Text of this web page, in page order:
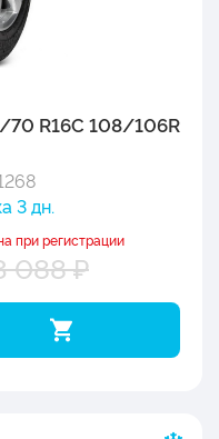
70 R16C 108/106R
3 дн.
при регистрации
088 ₽